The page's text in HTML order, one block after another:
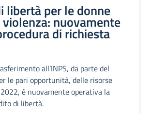
libertà per le donne
nuovamente
di richiesta
all’INPS, da parte del
le pari opportunità, delle risorse
è nuovamente operativa la
di libertà.